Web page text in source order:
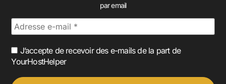
par email
J’accepte de recevoir des e-mails de la part de
YourHostHelper